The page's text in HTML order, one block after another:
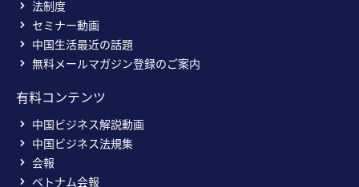
法制度
セミナー動画
中国生活最近の話題
無料メールマガジン登録のご案内
有料コンテンツ
中国ビジネス解説動画
中国ビジネス法規集
会報
ベトナム会報